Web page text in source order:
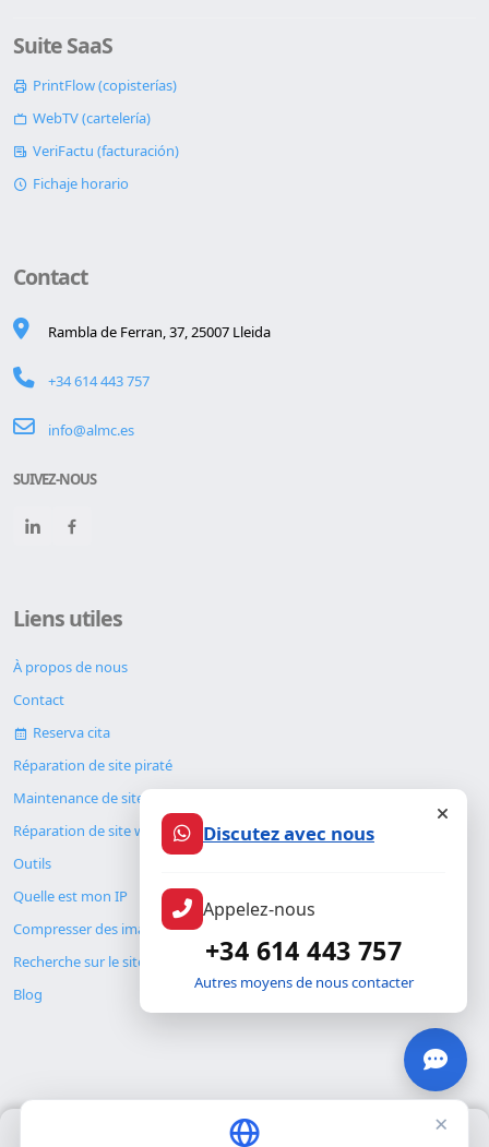
Suite SaaS
PrintFlow (copisterías)
WebTV (cartelería)
VeriFactu (facturación)
Fichaje horario
Contact
Rambla de Ferran, 37, 25007 Lleida
+34 614 443 757
info@almc.es
SUIVEZ-NOUS
Liens utiles
À propos de nous
Contact
Reserva cita
Réparation de site piraté
Maintenance de site web
Réparation de site web
Outils
Quelle est mon IP
Compresser des images
Recherche sur le site
Blog
© Copyright 2026. ALMC SECURITY S.L.U.
Nous utilisons uniquement nos propres cookies pour le
Discutez avec nous
Appelez-nous
+34 614 443 757
Autres moyens de nous contacter
×